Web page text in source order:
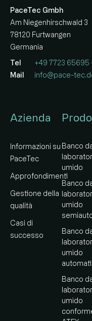
PaceTec Gmbh
Am Niegenhirschwald 3
78120 Furtwangen
Germania
Tel
Mail
+49 7723 65695
info@pace-
Azienda
Informazioni su
PaceTec
Approfondimenti
Gestione della
qualità
Casi di
successo
Banco
umido
Banco
umido
Banco
umido
Banco
umido